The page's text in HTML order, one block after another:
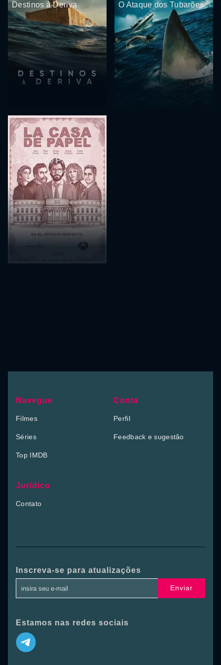
Destinos à Deriva O Ataque dos Tubarões
La Casa de Papel
Navegue
Filmes
Séries
Top IMDB
Conta
Perfil
Feedback e sugestão
Jurídico
Contato
Inscreva-se para atualizações
Enviar
Estamos nas redes sociais